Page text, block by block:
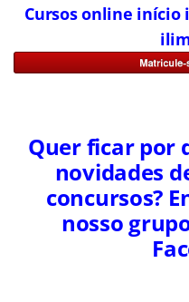
Cursos online início
Quer ficar por
novidades
concursos?
nosso